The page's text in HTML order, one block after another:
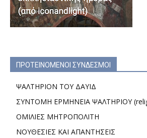
ΠΡΟΤΕΙΝΟΜΕΝΟΙ ΣΥΝΔΕΣΜΟΙ
ΨΑΛΤΗΡΙΟΝ ΤΟΥ ΔΑΥΙΔ
ΣΥΝΤΟΜΗ ΕΡΜΗΝΕΙΑ ΨΑΛΤΗΡΙΟΥ
ΟΜΙΛΙΕΣ ΜΗΤΡΟΠΟΛΙΤΗ
ΝΟΥΘΕΣΙΕΣ ΚΑΙ ΑΠΑΝΤΗΣΕΙΣ